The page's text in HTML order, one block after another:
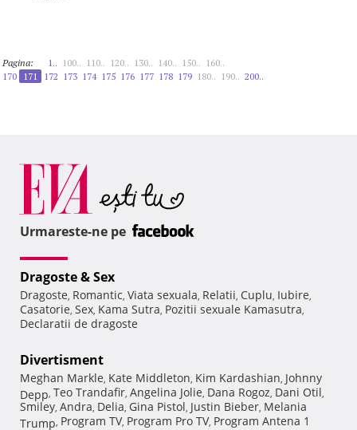
Pagina: 1.. 100.. 110.. 120.. 130.. 140.. 150.. 160..
170 171 172 173 174 175 176 177 178 179 180.. 190.. 200..
Urmareste-ne pe
Dragoste & Sex
Dragoste, Romantic, Viata sexuala, Relatii, Cuplu, Iubire,
Casatorie, Sex, Kama Sutra, Pozitii sexuale Kamasutra,
Declaratii de dragoste
Divertisment
Meghan Markle, Kate Middleton, Kim Kardashian, Johnny
Depp, Teo Trandafir, Angelina Jolie, Dana Rogoz, Dani Otil,
Smiley, Andra, Delia, Gina Pistol, Justin Bieber, Melania
Trump, Program TV, Program Pro TV, Program Antena 1